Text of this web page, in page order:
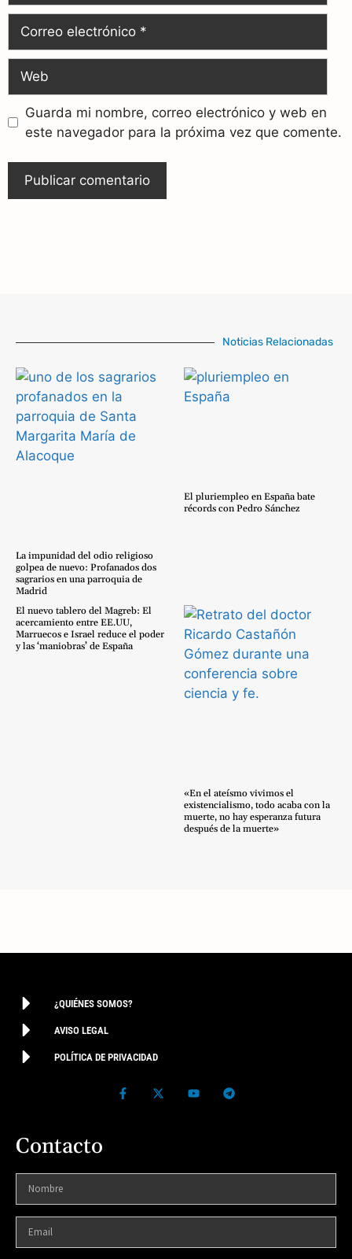
Guarda mi nombre, correo electrónico y web en
este navegador para la próxima vez que comente.
Noticias Relacionadas
La impunidad del odio religioso
golpea de nuevo: Profanados dos
sagrarios en una parroquia de
Madrid
El pluriempleo en España bate
récords con Pedro Sánchez
El nuevo tablero del Magreb: El
acercamiento entre EE.UU,
Marruecos e Israel reduce el poder
y las ‘maniobras’ de España
«En el ateísmo vivimos el
existencialismo, todo acaba con la
muerte, no hay esperanza futura
después de la muerte»
¿QUIÉNES SOMOS?
AVISO LEGAL
POLÍTICA DE PRIVACIDAD
Contacto